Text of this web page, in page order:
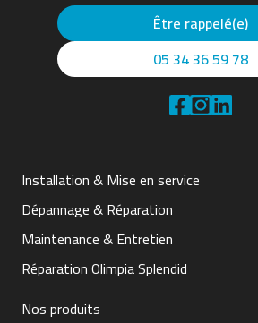
Installation & Mise en service
Dépannage & Réparation
Maintenance & Entretien
Réparation Olimpia Splendid
Être rappelé(e)
05 34 36 59 78
Nos produits